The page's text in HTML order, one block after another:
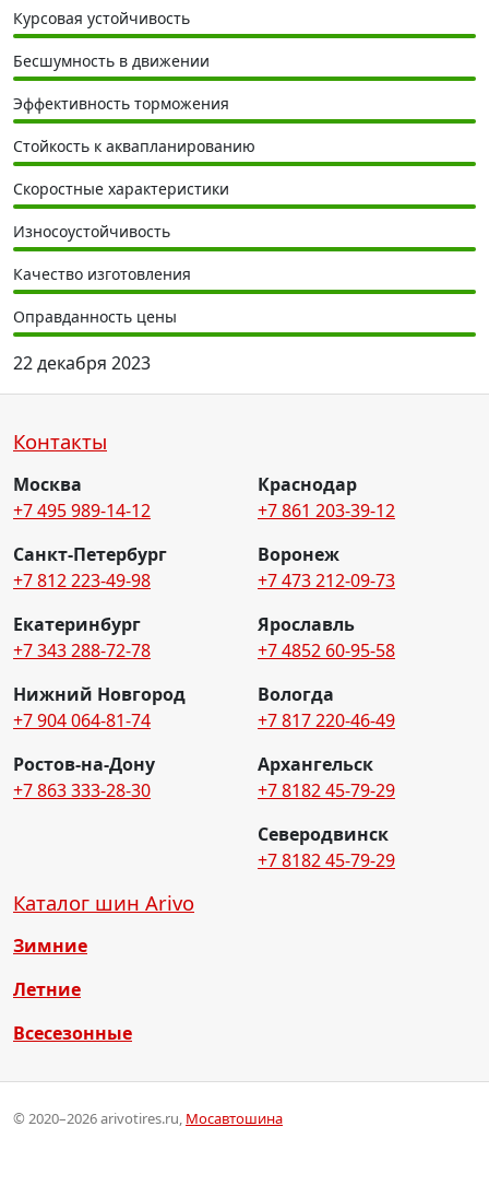
Курсовая устойчивость
Бесшумность в движении
Эффективность торможения
Стойкость к аквапланированию
Скоростные характеристики
Износоустойчивость
Качество изготовления
Оправданность цены
22 декабря 2023
Контакты
Москва
+7 495 989-14-12
Санкт-Петербург
+7 812 223-49-98
Екатеринбург
+7 343 288-72-78
Нижний Новгород
+7 904 064-81-74
Ростов-на-Дону
+7 863 333-28-30
Краснодар
+7 861 203-39-12
Воронеж
+7 473 212-09-73
Ярославль
+7 4852 60-95-58
Вологда
+7 817 220-46-49
Архангельск
+7 8182 45-79-29
Северодвинск
+7 8182 45-79-29
Каталог шин Arivo
Зимние
Летние
Всесезонные
© 2020–2026 arivotires.ru, Мосавтошина